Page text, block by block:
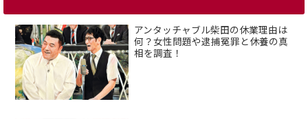
アンタッチャブル柴田の休業理由は
何？女性問題や逮捕冤罪と休養の真
相を調査！